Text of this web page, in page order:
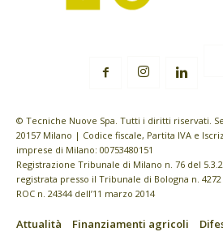
© Tecniche Nuove Spa. Tutti i diritti riservati.
20157 Milano | Codice fiscale, Partita IVA e
imprese di Milano: 00753480151
Registrazione Tribunale di Milano n. 76 del
registrata presso il Tribunale di Bologna n. 4272
ROC n. 24344 dell’11 marzo 2014
Attualità Finanziamenti agricoli